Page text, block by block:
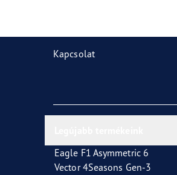
Kapcsolat
Eagle F1 Asymmetric 6
Vector 4Seasons Gen-3